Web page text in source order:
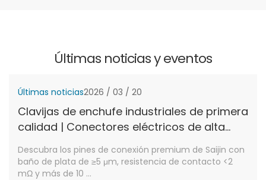
Últimas noticias y eventos
Últimas noticias2026 / 03 / 20
Clavijas de enchufe industriales de primera
calidad | Conectores eléctricos de alta
Components
Descubra los pines de conexión premium de Saijin con
baño de plata de ≥5 μm, resistencia de contacto <2
mΩ y más de 10 ...